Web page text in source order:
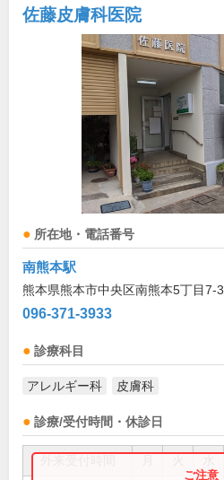
佐藤皮膚科医院
所在地・電話番号
南熊本駅
熊本県熊本市中央区南熊本5丁目7-3
096-371-3933
診療科目
アレルギー科 皮膚科
診療/受付時間・休診日